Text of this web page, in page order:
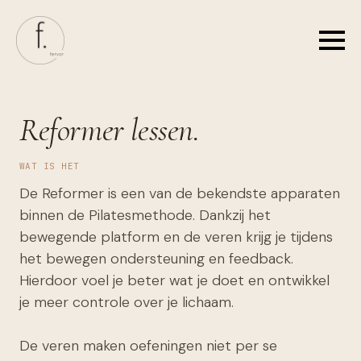
Skip
to
main
Reformer lessen.
WAT IS HET
De Reformer is een van de bekendste apparaten
binnen de Pilatesmethode. Dankzij het
bewegende platform en de veren krijg je tijdens
het bewegen ondersteuning en feedback.
Hierdoor voel je beter wat je doet en ontwikkel
je meer controle over je lichaam.
De veren maken oefeningen niet per se